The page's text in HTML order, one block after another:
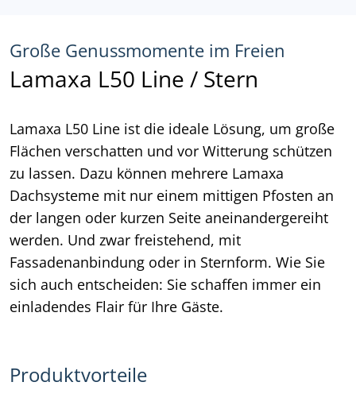
Große Genussmomente im Freien
Lamaxa L50 Line / Stern
Lamaxa L50 Line ist die ideale Lösung, um große
Flächen verschatten und vor Witterung schützen
zu lassen. Dazu können mehrere Lamaxa
Dachsysteme mit nur einem mittigen Pfosten an
der langen oder kurzen Seite aneinandergereiht
werden. Und zwar freistehend, mit
Fassadenanbindung oder in Sternform. Wie Sie
sich auch entscheiden: Sie schaffen immer ein
einladendes Flair für Ihre Gäste.
Produktvorteile